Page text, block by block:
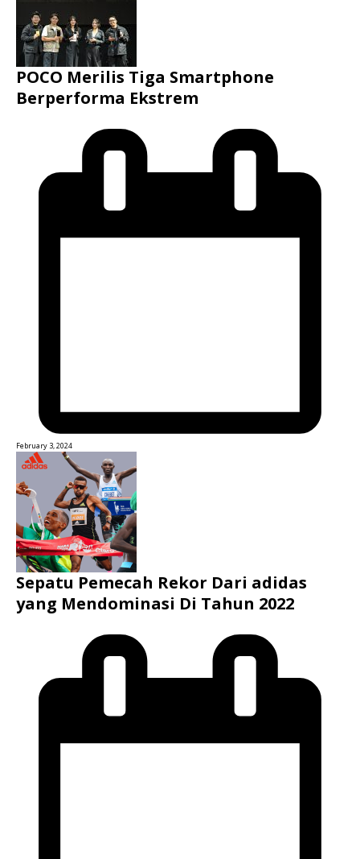
POCO Merilis Tiga Smartphone
Berperforma Ekstrem
February 3, 2024
Sepatu Pemecah Rekor Dari adidas
yang Mendominasi Di Tahun 2022